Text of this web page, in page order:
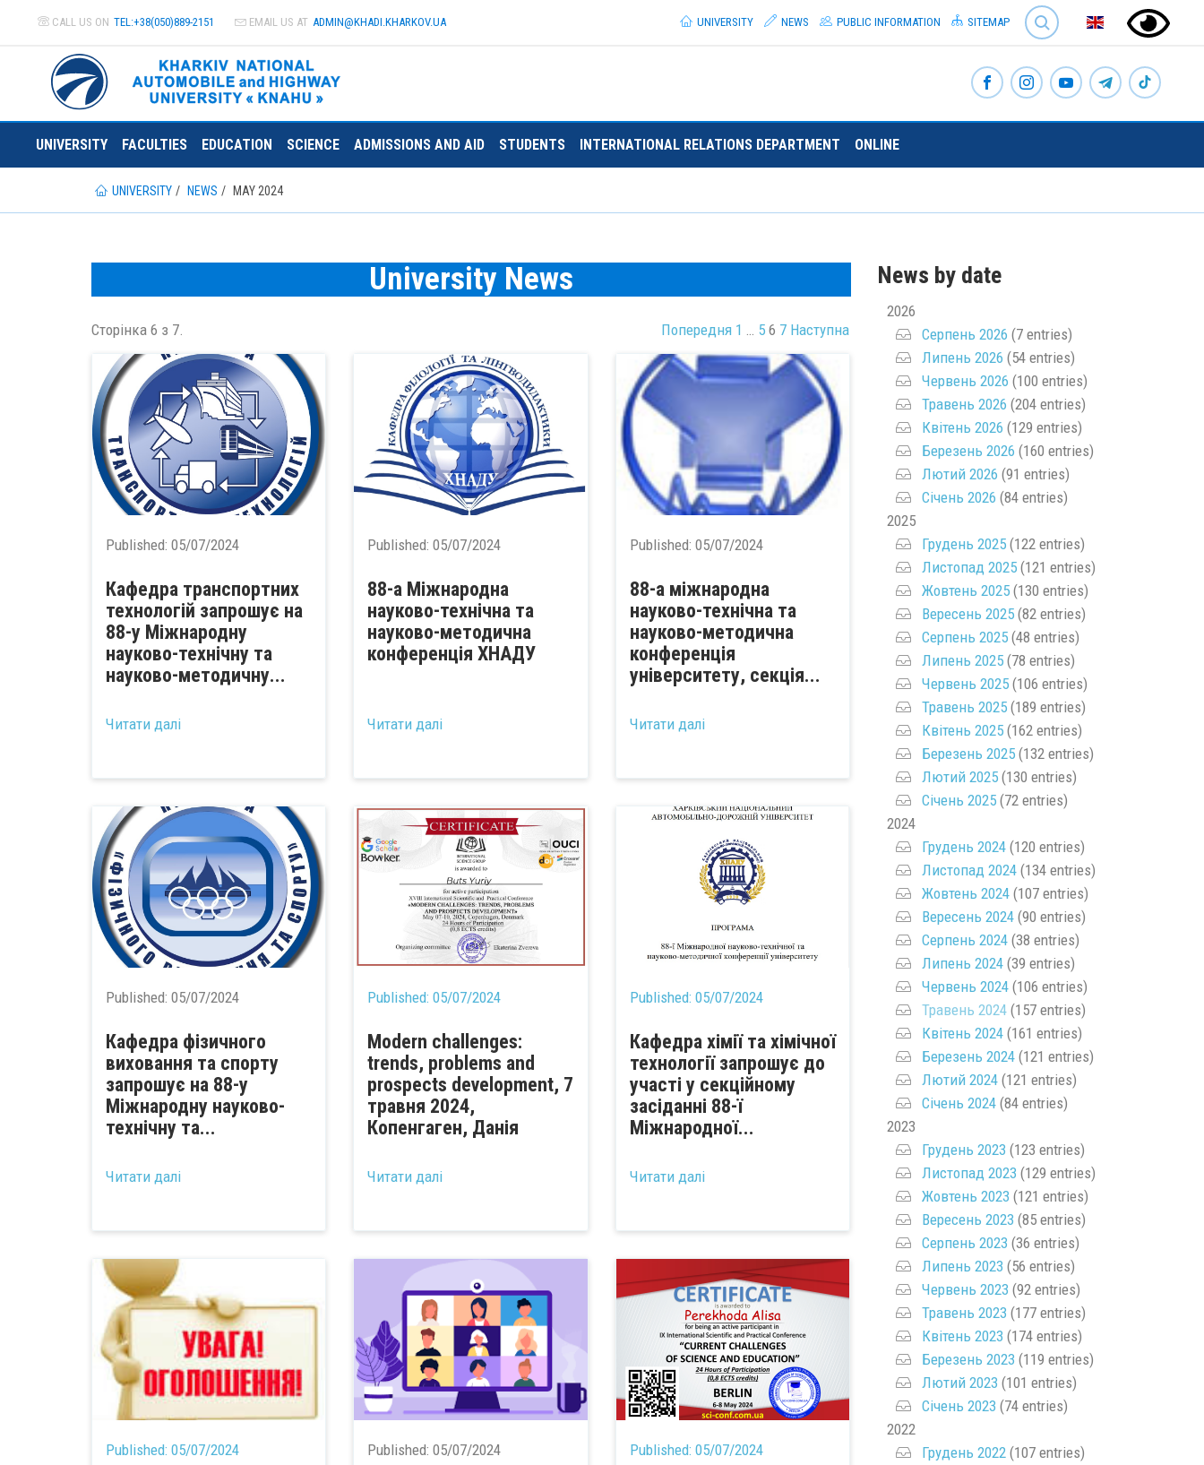
CALL US ON TEL:+38(050)889-2151 EMAIL US AT ADMIN@KHADI.KHARKOV.UA
SEARCH
UNIVERSITY
NEWS PUBLIC INFORMATION SITEMAP
UNIVERSITY FACULTIES EDUCATION SCIENCE ADMISSIONS AND AID STUDENTS INTERNATIONAL RELATIONS DEPARTMENT ONLINE
UNIVERSITY NEWS MAY 2024
University News
Сторінка 6 з 7. Попередня 1 … 5 6 7 Наступна
Published: 05/07/2024
Кафедра транспортних
технологій запрошує на
88-у Міжнародну
науково-технічну та
науково-методичну...
Читати далі
Published:05/07/2024
88-а Міжнародна
науково-технічна та
науково-методична
конференція ХНАДУ
...
Читати далі
Published: 05/07/2024
88-а міжнародна
науково-технічна та
науково-методична
конференція
університету, секція...
Читати далі
Published: 05/07/2024
Кафедра фізичного
виховання та спорту
запрошує на 88-у
Міжнародну науково-
технічну та...
Читати далі
Published:05/07/2024
Modern challenges:
trends, problems and
prospects development, 7
травня 2024,
Копенгаген, Данія
Читати далі
Published: 05/07/2024
Кафедра хімії та хімічної
технології запрошує до
участі у секційному
засіданні 88-ї
Міжнародної...
Читати далі
Published: 05/07/2024 Published:05/07/2024 Published: 05/07/2024
News by date
2026
Серпень 2026 (7 entries)
Липень 2026 (54 entries)
Червень 2026 (100 entries)
Травень 2026 (204 entries)
Квітень 2026 (129 entries)
Березень 2026 (160 entries)
Лютий 2026 (91 entries)
Січень 2026 (84 entries)
2025
Грудень 2025(122 entries)
Листопад 2025(121 entries)
Жовтень 2025(130 entries)
Вересень 2025(82 entries)
Серпень 2025(48 entries)
Липень 2025(78 entries)
Червень 2025(106 entries)
Травень 2025(189 entries)
Квітень 2025(162 entries)
Березень 2025(132 entries)
Лютий 2025(130 entries)
Січень 2025(72 entries)
2024
Грудень 2024(120 entries)
Листопад 2024(134 entries)
Жовтень 2024(107 entries)
Вересень 2024(90 entries)
Серпень 2024(38 entries)
Липень 2024(39 entries)
Червень 2024(106 entries)
Травень 2024(157 entries)
Квітень 2024(161 entries)
Березень 2024(121 entries)
Лютий 2024(121 entries)
Січень 2024(84 entries)
2023
Грудень 2023 (123 entries)
Листопад 2023 (129 entries)
Жовтень 2023 (121 entries)
Вересень 2023 (85 entries)
Серпень 2023 (36 entries)
Липень 2023 (56 entries)
Червень 2023 (92 entries)
Травень 2023 (177 entries)
Квітень 2023 (174 entries)
Березень 2023 (119 entries)
Лютий 2023 (101 entries)
Січень 2023 (74 entries)
2022
Грудень 2022(107 entries)